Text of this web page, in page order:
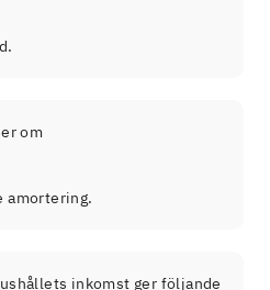
om
amortering.
inkomst ger följande